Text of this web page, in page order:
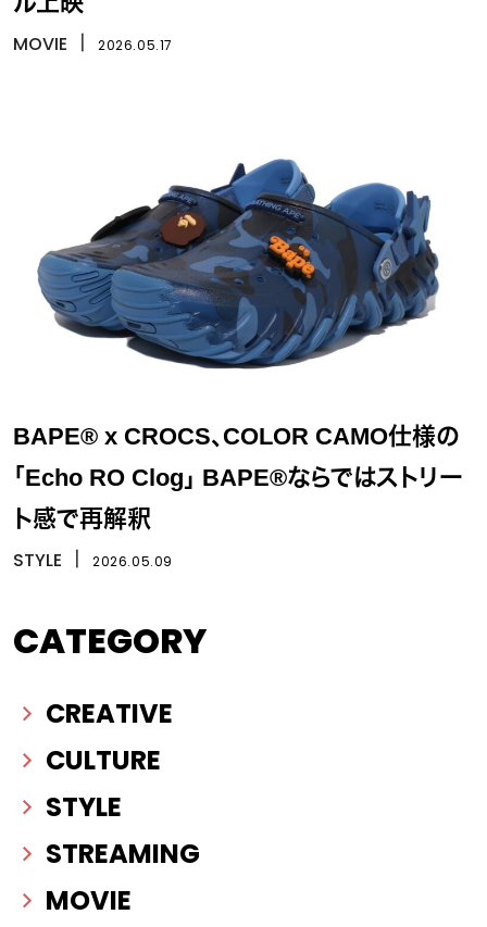
MOVIE 2026.05.17
BAPE® x CROCS、COLOR CAMO仕様の
「Echo RO Clog」 BAPE®ならではストリー
ト感で再解釈
STYLE 2026.05.09
CATEGORY
CREATIVE
CULTURE
STYLE
STREAMING
MOVIE